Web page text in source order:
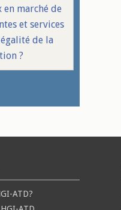
en marché de
et services
de la
?
ATD?